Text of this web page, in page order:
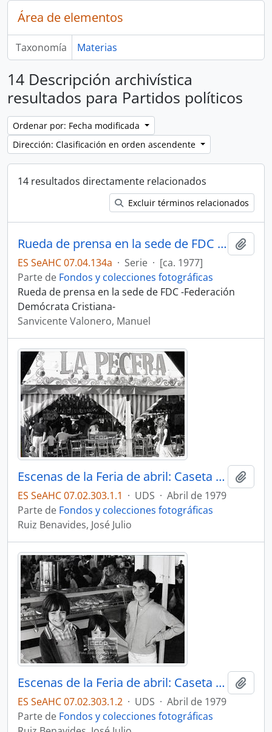
Área de elementos
Taxonomía Materias
14 Descripción archivística
resultados para Partidos políticos
Ordenar por: Fecha modificada
Dirección: Clasificación en orden ascendente
14 resultados directamente relacionados
Excluir términos relacionados
Rueda de prensa en la sede de FDC -Federación Demócrata Cristiana-
ES SeAHC 07.04.134a · Serie · [ca. 1977]
Parte de Fondos y colecciones fotográficas
Rueda de prensa en la sede de FDC -Federación
Demócrata Cristiana-
Sanvicente Valonero, Manuel
Escenas de la Feria de abril: Caseta La PECERA – 01
ES SeAHC 07.02.303.1.1 · UDS · Abril de 1979
Parte de Fondos y colecciones fotográficas
Ruiz Benavides, José Julio
Escenas de la Feria de abril: Caseta La PECERA – 02
ES SeAHC 07.02.303.1.2 · UDS · Abril de 1979
Parte de Fondos y colecciones fotográficas